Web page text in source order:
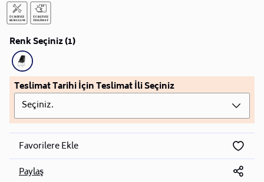
Renk Seçiniz (1)
Teslimat Tarihi İçin Teslimat İli Seçiniz
Seçiniz.
Favorilere Ekle
Paylaş